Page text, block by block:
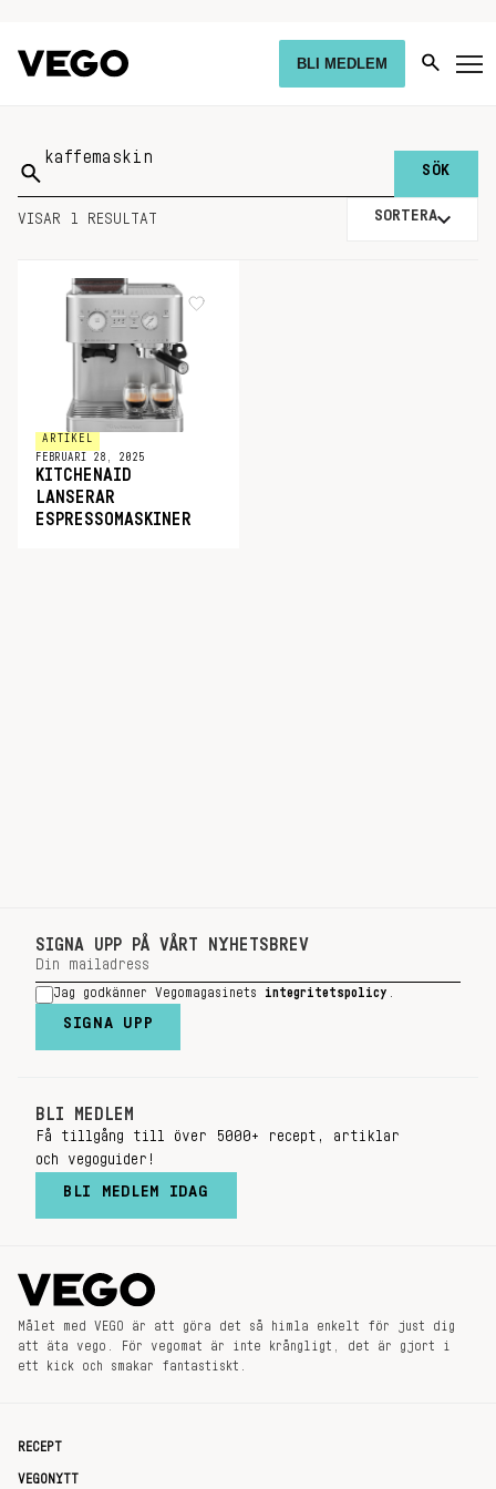
BLI MEDLEM
Sök
på:
VISAR 1 RESULTAT SORTERA
ARTIKEL
FEBRUARI 28, 2025
KITCHENAID
LANSERAR
ESPRESSOMASKINER
SIGNA UPP PÅ VÅRT NYHETSBREV
Jag godkänner Vegomagasinets integritetspolicy
SIGNA UPP
BLI MEDLEM
Få tillgång till över 5000+ recept, artiklar
och vegoguider!
BLI MEDLEM IDAG
Målet med VEGO är att göra det så himla enkelt för just dig
att äta vego. För vegomat är inte krångligt, det är gjort i
ett kick och smakar fantastiskt.
RECEPT
VEGONYTT